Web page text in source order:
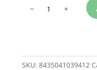
cantidad
SKU: 8435041039412